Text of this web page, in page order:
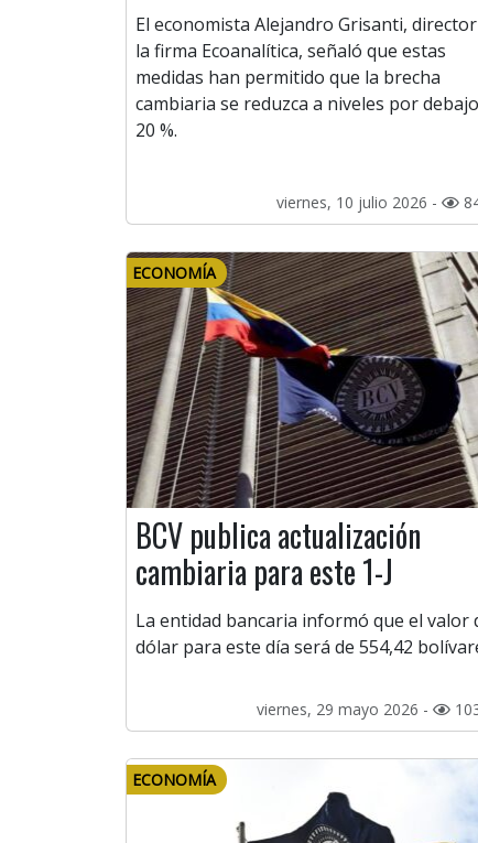
El economista Alejandro Grisanti,
la firma Ecoanalítica, señaló que estas
medidas han permitido que la brecha
cambiaria se reduzca a niveles por
20 %.
viernes, 10 julio 2026 -
ECONOMÍA
BCV publica actualización
cambiaria para este 1-J
La entidad bancaria informó que el valor
dólar para este día será de 554,42
viernes, 29 mayo 2026 -
ECONOMÍA